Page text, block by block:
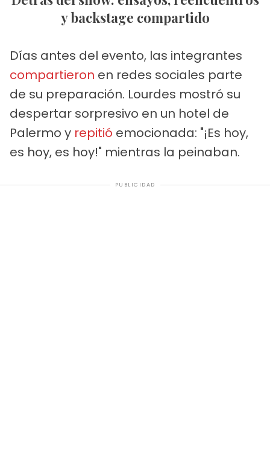
y backstage compartido
Días antes del evento, las integrantes
compartieron en redes sociales parte
de su preparación. Lourdes mostró su
despertar sorpresivo en un hotel de
Palermo y repitió emocionada: "¡Es hoy,
es hoy, es hoy!" mientras la peinaban.
PUBLICIDAD